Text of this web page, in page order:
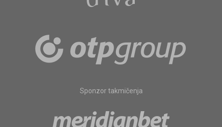
Sponzor takmičenja